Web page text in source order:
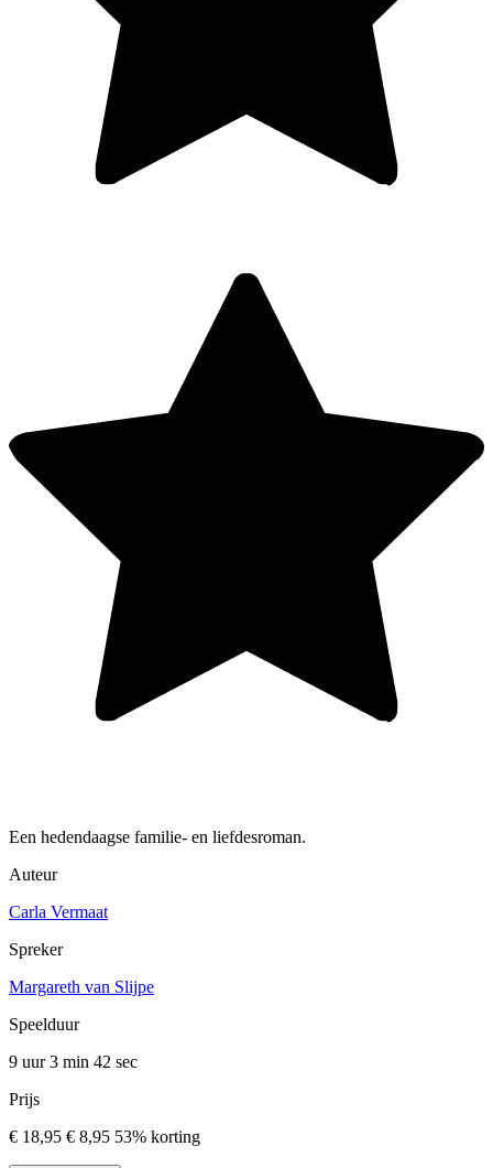
Een hedendaagse familie- en liefdesroman.
Auteur
Carla Vermaat
Spreker
Margareth van Slijpe
Speelduur
9 uur 3 min 42 sec
Prijs
€ 18,95 € 8,95 53% korting